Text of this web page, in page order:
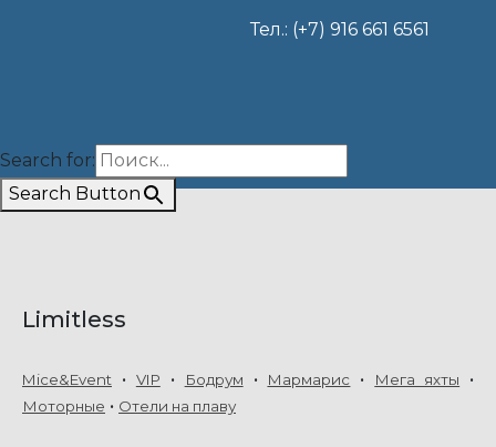
Тел.: (+7) 916 661 6561
Search for:
Search Button
Limitless
Mice&Event VIP Бодрум Мармарис
Мега яхты
Моторные
Отели на плаву